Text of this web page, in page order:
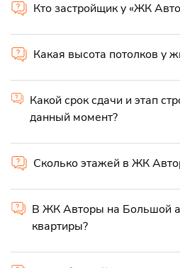
Кто застройщик у «ЖК
Какая высота потолков у
Какой срок сдачи и этап
данный момент?
Сколько этажей в ЖК
В ЖК Авторы на Большой
квартиры?